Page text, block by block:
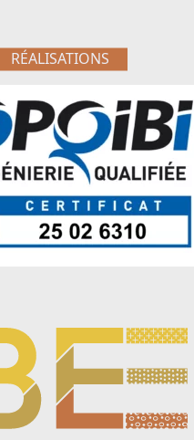
RÉALISATIONS